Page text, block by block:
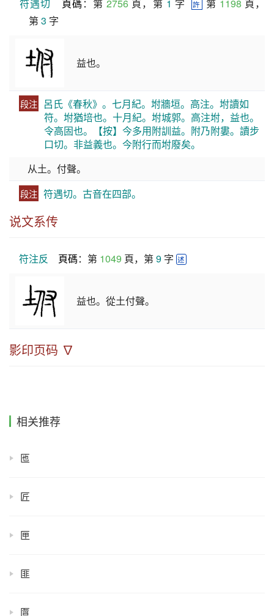
符遇切 頁碼 ：第 2756 頁，第 1 字 許 第 1198 頁，
第 3 字
益也。
段注 呂氏《春秋》。七月紀。坿牆垣。高注。坿讀如
符。坿猶培也。十月紀。坿城郭。高注坿，益也。
令高固也。【按】今多用附訓益。附乃附婁。讀步
口切。非益義也。今附行而坿廢矣。
从土。付聲。
段注 符遇切。古音在四部。
说文系传
符注反 頁碼：第 1049 頁，第 9 字 述
益也。從土付聲。
影印页码 ∇
相关推荐
匜
匠
匣
匪
匫